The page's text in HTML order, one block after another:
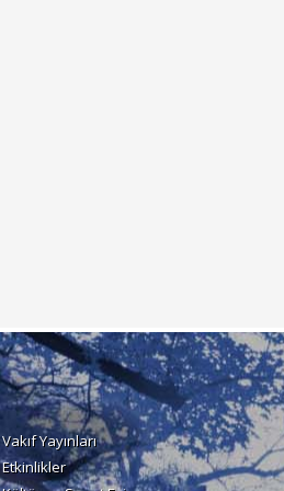
Vakıf Yayınları
Etkinlikler